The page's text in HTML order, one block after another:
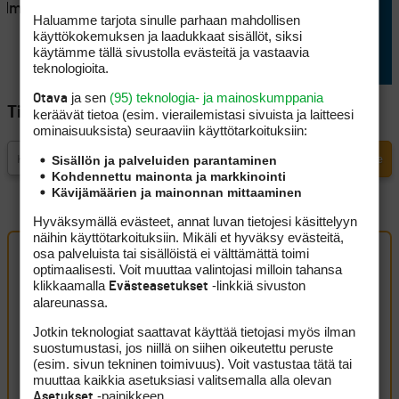
jossiteltavaa
suli
Tilaa Golfpisteen uutiskirje
Artikkelin kommentit (2 kpl)
msalo23 toukokuun, 2026 18:36
Lindellillä aina mahtavaa venymistä ja parantamista koko
viikonlopun ajan. Mahtava henkinen kantti.
Haluamme tarjota sinulle parhaan mahdollisen
käyttökokemuksen ja laadukkaat sisällöt, siksi
käytämme tällä sivustolla evästeitä ja vastaavia
teknologioita.
Otava ja sen (95) teknologia- ja mainoskumppania
keräävät tietoa (esim. vierailemis­tasi sivuista ja laitteesi
ominaisuuk­sista) seuraaviin käyttötarkoituksiin:
Sisällön ja palveluiden parantaminen
Kohdennettu mainonta ja markkinointi
Kävijämäärien ja mainonnan mittaaminen
Hyväksymällä evästeet, annat luvan tietojesi käsittelyyn
näihin käyttötarkoituksiin. Mikäli et hyväksy evästeitä,
osa palveluista tai sisällöistä ei välttämättä toimi
optimaalisesti. Voit muuttaa valintojasi milloin tahansa
klikkaamalla Evästeasetukset -linkkiä sivuston
alareunassa.
Jotkin teknologiat saattavat käyttää tietojasi myös ilman
suostumustasi, jos niillä on siihen oikeutettu peruste
(esim. sivun tekninen toimivuus). Voit vastustaa tätä tai
muuttaa kaikkia asetuksiasi valitsemalla alla olevan
Asetukset -painikkeen.